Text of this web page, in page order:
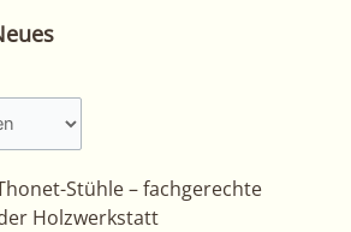
Stühle – fachgerechte
Holzwerkstatt